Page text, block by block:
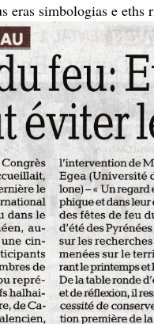
eras simbologias e eths